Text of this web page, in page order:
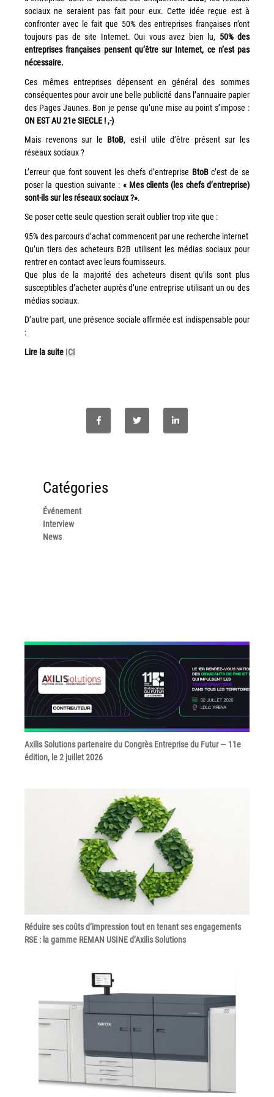
Workplace Solutions
Workflow Central
Simplifiez la gestion RH de votre entreprise avec un logiciel
tout-en-un
Gammes d’équipements et services d’impression
Matériel
Imprimantes de bureau
Multifonctions
Presses numériques et imprimantes de production
Traceurs grands formats
Imprimante Xerox® PrimeLink® PrimeLink C9200
Gamme d’imprimantes Xerox® AltaLink® C8200 à
capacités d’impression élevées
Xerox® VersaLink® C405 C415 — Multifonction A4
couleur
Imprimante multifonctions couleur Xerox® VersaLink®
RISC Box
Sécurité des Réseaux
Mobilité
Service de Gestion d’impression (MPS)
Vallée du Rhône
Notre offre grands comptes
Nos clients témoignent
Rejoignez-nous
Tel : 04 37 64 64 02
XEROX I Concessionnaire Agrée
Contact
sociaux ne seraient pas fait pour eux. Cette idée reçue est à
confronter avec le fait que 50% des entreprises françaises n’ont
toujours pas de site Internet. Oui vous avez bien lu, 50% des
entreprises françaises pensent qu’être sur Internet, ce n’est pas
nécessaire.
Ces mêmes entreprises dépensent en général des sommes
conséquentes pour avoir une belle publicité dans l’annuaire papier
des Pages Jaunes. Bon je pense qu’une mise au point s’impose :
ON EST AU 21e SIECLE ! ,-)
Mais revenons sur le BtoB, est-il utile d’être présent sur les
réseaux sociaux ?
L’erreur que font souvent les chefs d’entreprise BtoBc’est de se
poser la question suivante : « Mes clients (les chefs d’entreprise)
sont-ils sur les réseaux sociaux ?».
Se poser cette seule question serait oublier trop vite que :
95% des parcours d’achat commencent par une recherche internet
Qu’un tiers des acheteurs B2B utilisent les médias sociaux pour
rentrer en contact avec leurs fournisseurs.
Que plus de la majorité des acheteurs disent qu’ils sont plus
susceptibles d’acheter auprès d’une entreprise utilisant un ou des
médias sociaux.
D’autre part, une présence sociale affirmée est indispensable pour
:
Lire la suite ICI
Catégories
Événement
Interview
News
Axilis Solutions partenaire du Congrès Entreprise du Futur — 11e
édition, le 2 juillet 2026
Réduire ses coûts d’impression tout en tenant ses engagements
RSE : la gamme REMAN USINE d’Axilis Solutions